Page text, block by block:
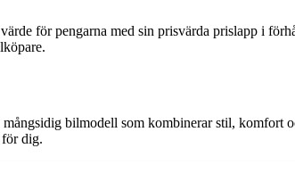
för pengarna med sin prisvärda prislapp i
bilmodell som kombinerar stil, komfort
dig.